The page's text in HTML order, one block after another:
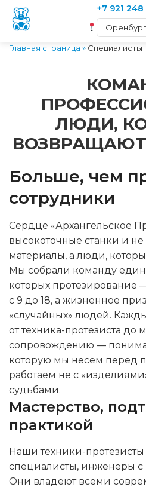
+7 921 248
Главная страница » Специалисты
ЛЮДИ,
Больше, чем
сотрудники
Сердце «Архангельское
высокоточные станки и
материалы, а люди,
Мы собрали команду
которых протезирование
с 9 до 18, а жизненное
«случайных» людей.
от техника-протезиста до
сопровождению —
которую мы несем перед
работаем не с
судьбами.
Мастерство,
практикой
Наши техники-
специалисты, инженеры
Они владеют всеми